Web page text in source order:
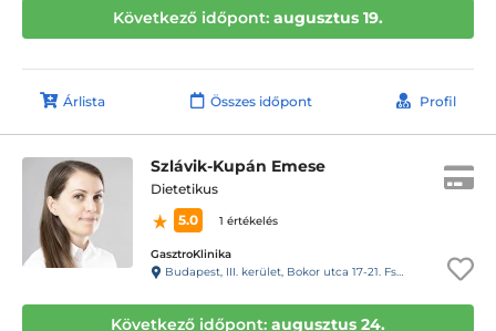
Következő időpont: augusztus 19.
Árlista Összes időpont Profil
Szlávik-Kupán Emese
Dietetikus
5.0
1 értékelés
GasztroKlinika
Budapest, III. kerület, Bokor utca 17-21. Fszt.
Következő időpont: augusztus 24.